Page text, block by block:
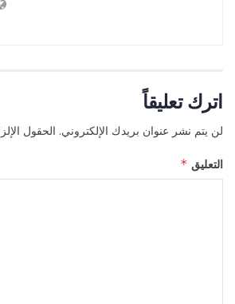
اترك تعليقاً
لن يتم نشر عنوان بريدك الإلكتروني. الحقول
التعليق *